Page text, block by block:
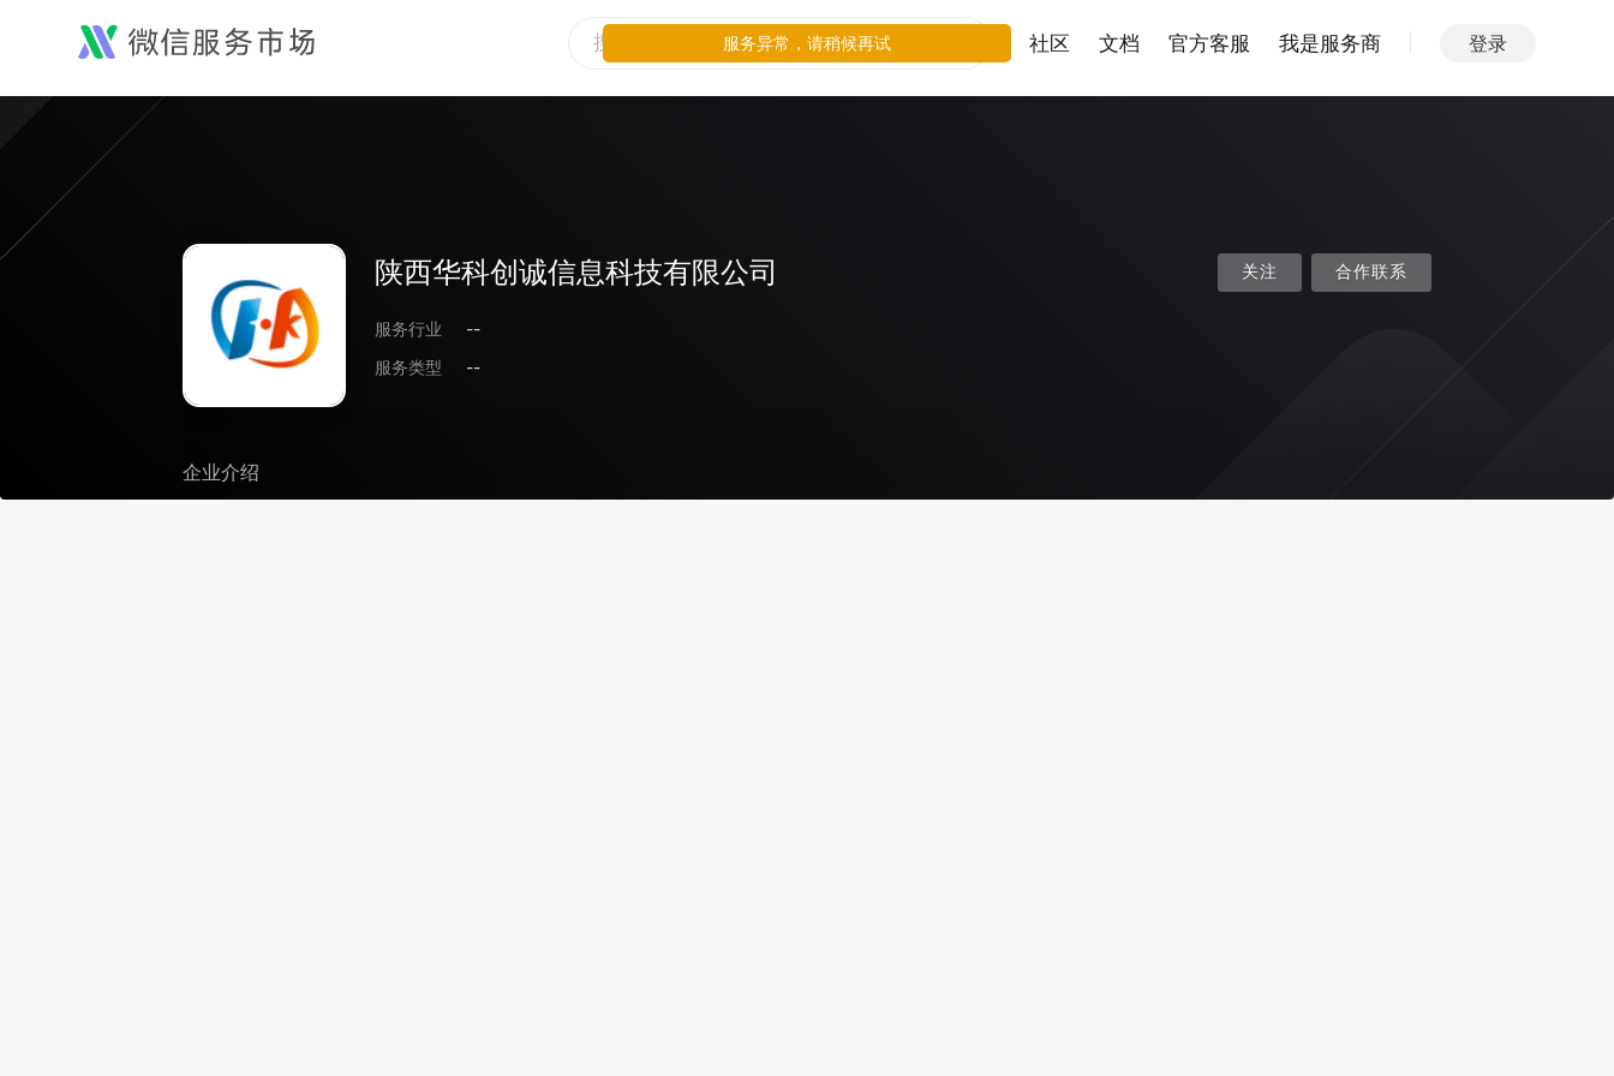
社区 文档 官方客服 我是服务商 登录
陕西华科创诚信息科技有限公司
服务行业
--
服务类型
--
关注 合作联系
企业介绍
服务异常，请稍候再试